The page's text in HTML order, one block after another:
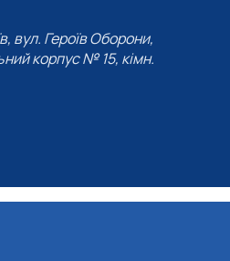
вул. Героїв Оборони,
корпус № 15, кімн.